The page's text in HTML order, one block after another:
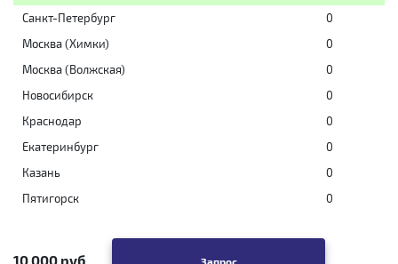
Санкт-Петербург
0
Москва (Химки)
0
Москва (Волжская)
0
Новосибирск
0
Краснодар
0
Екатеринбург
0
Казань
0
Пятигорск
0
10 000 руб Запрос